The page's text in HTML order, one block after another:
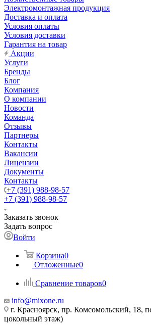
Электромонтажная продукция
Доставка и оплата
Условия оплаты
Условия доставки
Гарантия на товар
Акции
Услуги
Бренды
Блог
Компания
О компании
Новости
Команда
Отзывы
Партнеры
Контакты
Вакансии
Лицензии
Документы
Контакты
+7 (391) 988-98-57
+7 (391) 988-98-57
Заказать звонок
Задать вопрос
Войти
Корзина0
Отложенные0
Сравнение товаров0
info@mixone.ru
г. Красноярск, пр. Комсомольский, 18,
цокольный этаж)